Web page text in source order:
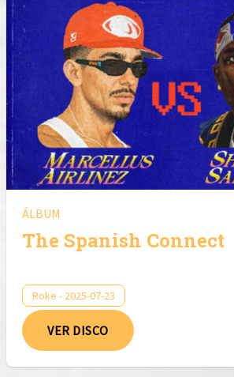
ÁLBUM
The Spanish Connect
Roke - 2025-07-23
VER DISCO